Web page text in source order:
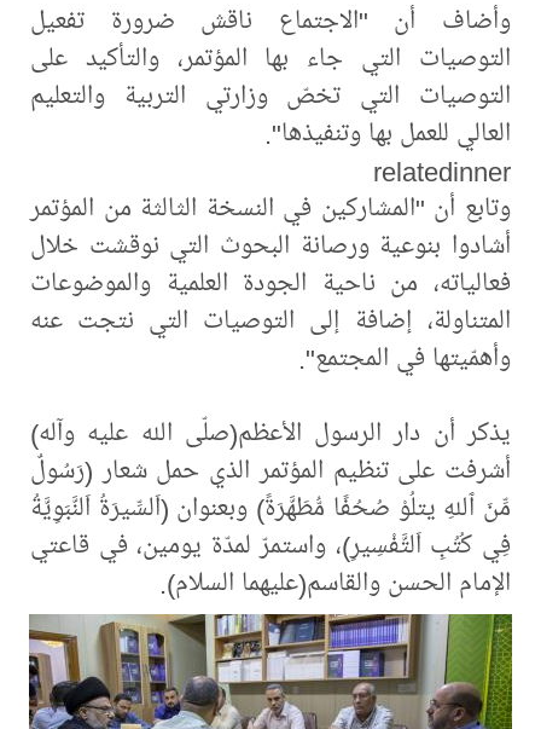
وأضاف أن "الاجتماع ناقش ضرورة تفعيل
التوصيات التي جاء بها المؤتمر، والتأكيد على
التوصيات التي تخصّ وزارتي التربية والتعليم
العالي للعمل بها وتنفيذها".
relatedinner
وتابع أن "المشاركين في النسخة الثالثة من المؤتمر
أشادوا بنوعية ورصانة البحوث التي نوقشت خلال
فعالياته، من ناحية الجودة العلمية والموضوعات
المتناولة، إضافة إلى التوصيات التي نتجت عنه
وأهمّيتها في المجتمع".
يذكر أن دار الرسول الأعظم(صلّى الله عليه وآله)
أشرفت على تنظيم المؤتمر الذي حمل شعار (رَسُولٌ
مِّنَ ٱللهِ يتلُوْ صُحُفًا مُّطَهَّرَةً) وبعنوان (اَلسِّيرَةُ اَلنَّبَوِيَّةُ
فِي كُتُبِ اَلتَّفْسِيرِ)، واستمرّ لمدّة يومين، في قاعتي
الإمام الحسن والقاسم(عليهما السلام).